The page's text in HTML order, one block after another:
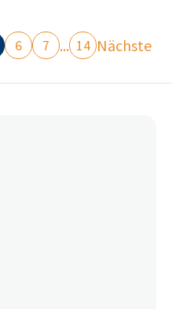
6 7 ... 14 Nächste